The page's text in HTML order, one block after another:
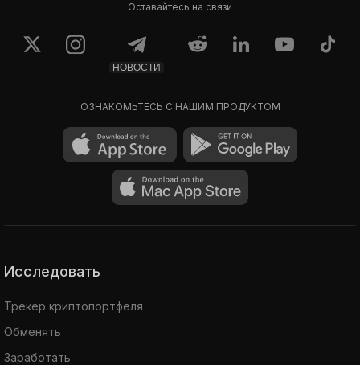
Оставайтесь на связи
НОВОСТИ
ОЗНАКОМЬТЕСЬ С НАШИМ ПРОДУКТОМ
Исследовать
Трекер криптопортфеля
Обменять
Заработать